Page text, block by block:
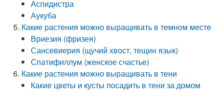
Аспидистра
Аукуба
Какие растения можно выращивать в темном месте
Вриезия (фризея)
Сансевиерия (щучий хвост, тещин язык)
Спатифиллум (женское счастье)
Какие растения можно выращивать в тени
Какие цветы и кусты посадить в тени за домом